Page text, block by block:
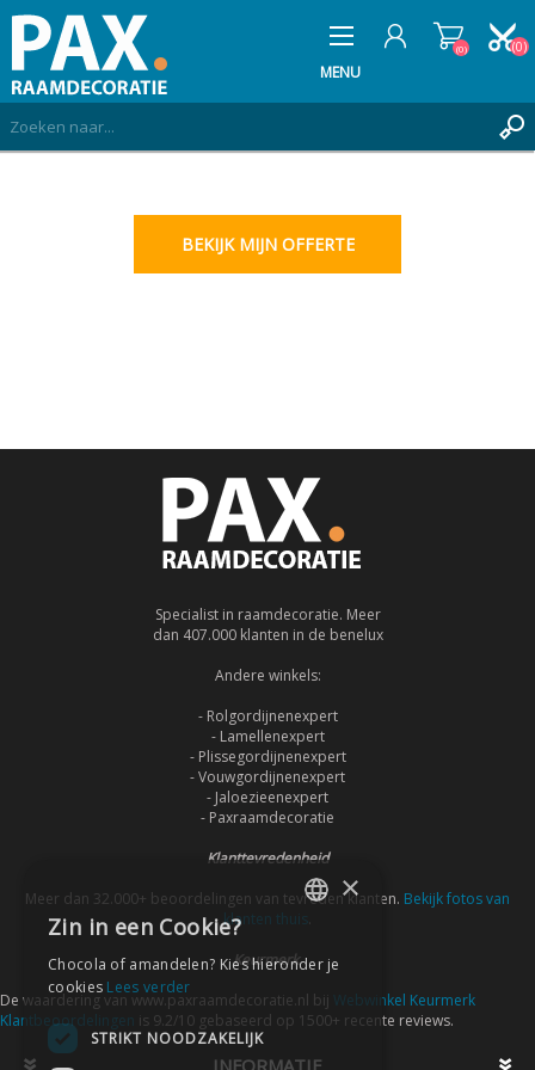
MENU
(0)
(0)
BEKIJK MIJN OFFERTE
Specialist in raamdecoratie. Meer
dan 407.000 klanten in de benelux
Andere winkels:
- Rolgordijnenexpert
- Lamellenexpert
- Plissegordijnenexpert
- Vouwgordijnenexpert
- Jaloezieenexpert
- Paxraamdecoratie
Klanttevredenheid
Meer dan 32.000+ beoordelingen van tevreden klanten. Bekijk fotos van
klanten thuis .
Keurmerk
De waardering van www.paxraamdecoratie.nl bij Webwinkel Keurmerk
Klantbeoordelingen is 9.2/10 gebaseerd op 1500+ recente reviews.
INFORMATIE
DUTCH
×
Zin in een Cookie?
Chocola of amandelen? Kies hieronder je
cookies Lees verder
STRIKT NOODZAKELIJK